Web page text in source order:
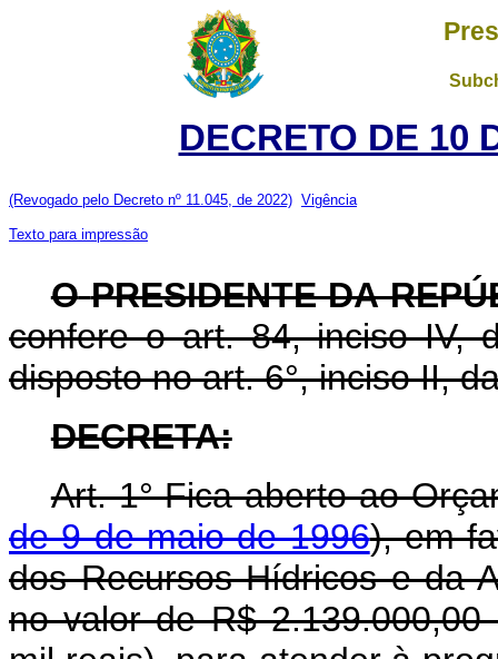
DECRETO DE 10
(Revogado pelo Decreto nº 11.045, de 2022) Vigência
Texto para impressão
O PRESIDENTE DA
confere o art. 84, inciso IV,
disposto no art. 6°, inciso II,
DECRETA:
Art. 1° Fica aberto ao
de 9 de maio de 1996), em
dos Recursos Hídricos e da
no valor de R$